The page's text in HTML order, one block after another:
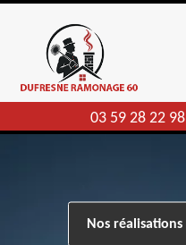
03 59 28 22 98
Nos réalisations